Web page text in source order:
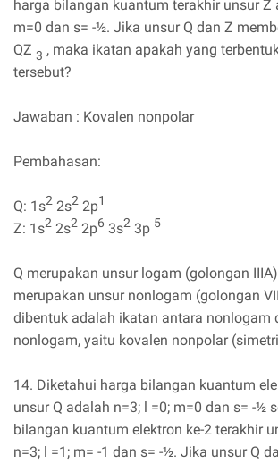
harga bilangan kuantum terakhir unsur Z
m=0 dan s= -½. Jika unsur Q dan Z
QZ 3 , maka ikatan apakah yang
tersebut?
Jawaban : Kovalen nonpolar
Pembahasan:
Q: 1s2 2s2 2p1
Z: 1s2 2s2 2p6 3s2 3p 5
Q merupakan unsur logam (golongan
merupakan unsur nonlogam (golongan
dibentuk adalah ikatan antara nonlogam
nonlogam, yaitu kovalen nonpolar
14. Diketahui harga bilangan kuantum
unsur Q adalah n=3; l =0; m=0 dan s= -½
bilangan kuantum elektron ke-2 terakhir
n=3; l =1; m= -1 dan s= -½. Jika unsur Q